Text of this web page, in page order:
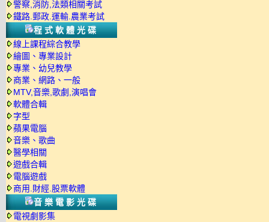
警察,消防,法類相關考試
鐵路.郵政.運輸.農業考試
程式軟體光碟
線上課程綜合教學
繪圖、專業設計
專業、幼兒教學
商業、網路、一般
MTV,音樂,歌劇,演唱會
軟體合輯
字型
蘋果電腦
音樂、歌曲
醫學相關
遊戲合輯
電腦遊戲
商用.財經.股票軟體
音樂電影光碟
電視劇影集